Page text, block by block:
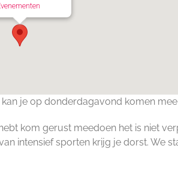
je op donderdagavond komen
kom gerust meedoen het is niet
intensief sporten krijg je dorst. We